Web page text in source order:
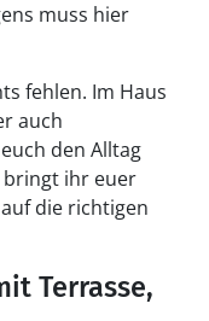
muss hier
fehlen. Im Haus
auch
den Alltag
ihr euer
die richtigen
Terrasse,